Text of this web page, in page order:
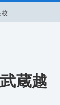
校
蔵越